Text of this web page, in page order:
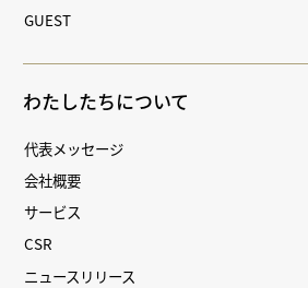
GUEST
わたしたちについて
代表メッセージ
会社概要
サービス
CSR
ニュースリリース